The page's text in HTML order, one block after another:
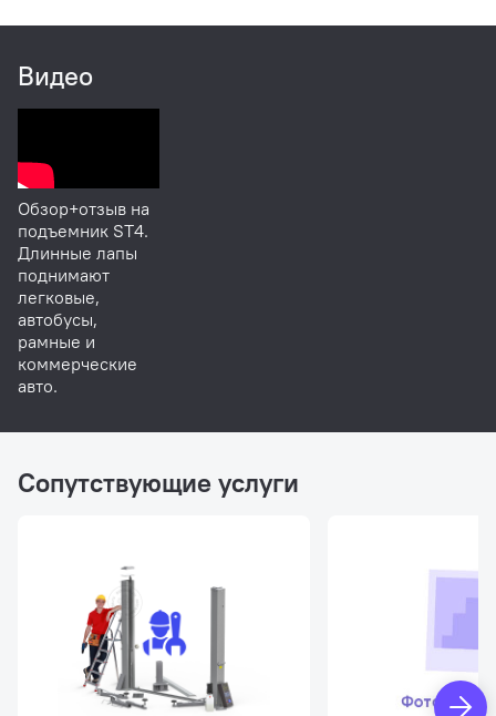
Видео
Обзор+отзыв на
подъемник ST4.
Длинные лапы
поднимают
легковые,
автобусы,
рамные и
коммерческие
авто.
Сопутствующие услуги